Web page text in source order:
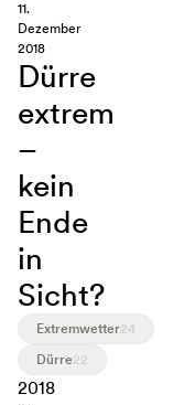
11.
Dezember
2018
Dürre
extrem
–
kein
Ende
in
Sicht?
Extremwetter24
Dürre22
2018